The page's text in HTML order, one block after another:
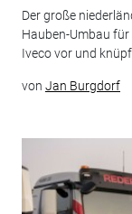
Der große
Hauben-Umbau
Iveco vor und
von Jan Burgdorf